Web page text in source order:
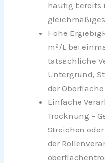
häufig bereits
Hohe
m²/L bei
tatsächliche
Untergrund,
der Oberfläche
Einfache
Trocknung –
Streichen
der